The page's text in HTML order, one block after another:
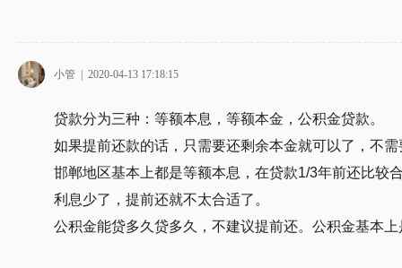
小管 2020-04-13 17:18:15
贷款分为三种：等额本息，等额本金，公积金贷款。
如果提前还款的话，只需要还剩余本金就可以了，不
邯郸地区基本上都是等额本息，在贷款1/3年前还比较
利息少了，提前还就不太合适了。
公积金能贷多久贷多久，不建议提前还。公积金基本